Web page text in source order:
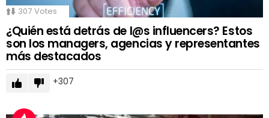
307 Votes
¿Quién está detrás de l@s influencers? Estos
son los managers, agencias y representantes
más destacados
307